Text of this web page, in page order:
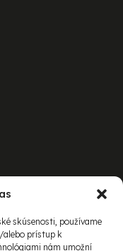
skúsenosti, používame
alebo prístup k
nám umožní